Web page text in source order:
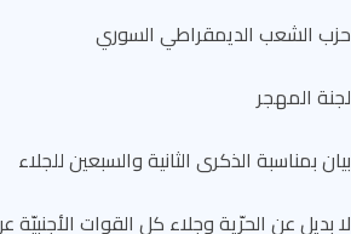
حزب الشعب الديمقراطي السوري
لجنة المهجر
بيان بمناسبة الذكرى الثانية والسبعين للجلاء
لا بديل عن الحرّية وجلاء كل القوات